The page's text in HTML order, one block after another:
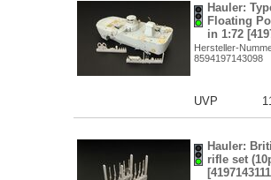
Hauler:
Floating
in 1:72
Hersteller-
8594197143098
UVP
Hauler:
rifle set